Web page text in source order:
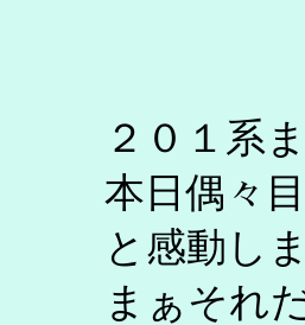
２０１系
本日偶々
と感動し
まぁそれ